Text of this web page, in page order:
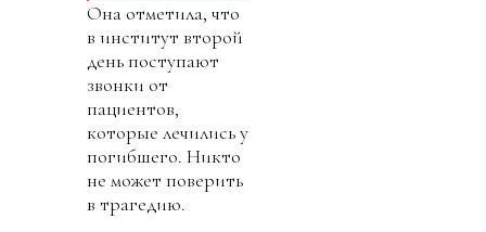
Она отметила, что
в институт второй
день поступают
звонки от
пациентов,
которые лечились у
погибшего. Никто
не может поверить
в трагедию.